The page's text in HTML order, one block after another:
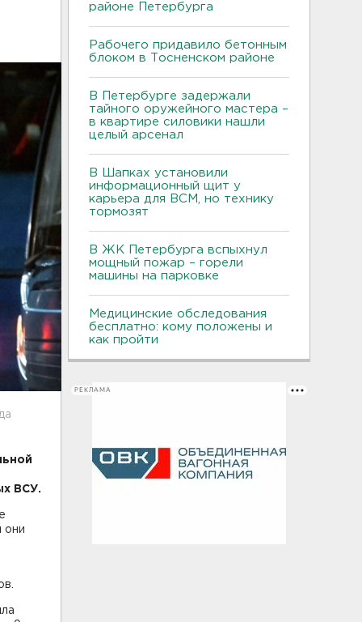
ВСУ.
они
районе Петербурга
Рабочего придавило бетонным
блоком в Тосненском районе
В Петербурге задержали
тайного оружейного мастера –
в квартире силовики нашли
целый арсенал
В Шапках установили
информационный щит у
карьера для ВСМ, но технику
тормозят
В ЖК Петербурга вспыхнул
мощный пожар – горели
машины на парковке
Медицинские обследования
бесплатно: кому положены и
как пройти
РЕКЛАМА